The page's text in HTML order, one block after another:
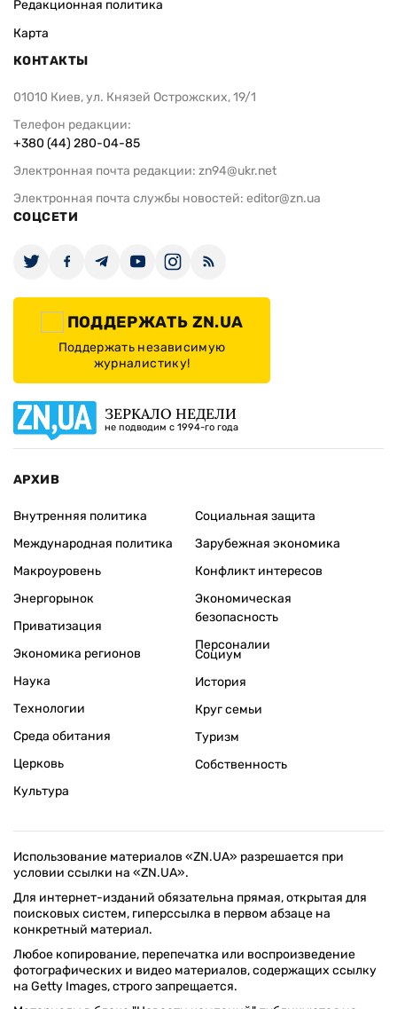
Редакционная политика
Карта
КОНТАКТЫ
01010 Киев, ул. Князей Острожских, 19/1
Телефон редакции:
+380 (44) 280-04-85
Электронная почта редакции: zn94@ukr.net
Электронная почта службы новостей: editor@zn.ua
СОЦСЕТИ
ПОДДЕРЖАТЬ ZN.UA
Поддержать независимую
журналистику!
ЗЕРКАЛО НЕДЕЛИ
не подводим с 1994-го года
АРХИВ
Внутренняя политика
Международная политика
Макроуровень
Энергорынок
Приватизация
Экономика регионов
Социальная защита
Зарубежная экономика
Конфликт интересов
Экономическая
безопасность
Персоналии
Наука
Технологии
Среда обитания
Церковь
Культура
Социум
История
Круг семьи
Туризм
Собственность
Использование материалов «ZN.UA» разрешается при
условии ссылки на «ZN.UA».
Для интернет-изданий обязательна прямая, открытая для
поисковых систем, гиперссылка в первом абзаце на
конкретный материал.
Любое копирование, перепечатка или воспроизведение
фотографических и видео материалов, содержащих ссылку
на Getty Images, строго запрещается.